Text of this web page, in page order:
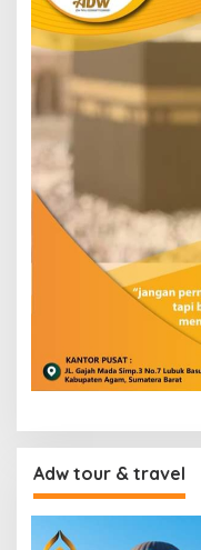
Adw tour & travel